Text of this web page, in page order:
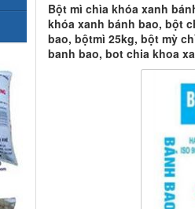
Bột mì chìa khóa xanh
khóa xanh bánh bao, bột
bao, bộtmì 25kg, bột mỳ
banh bao, bot chia khoa